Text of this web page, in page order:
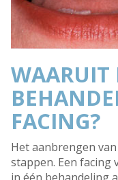
WAARUIT
FACING?
Het aanbrengen
stappen. Een facing